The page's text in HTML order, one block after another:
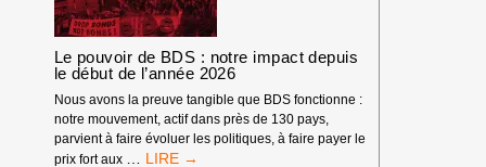
Le pouvoir de BDS : notre impact depuis
le début de l’année 2026
Nous avons la preuve tangible que BDS fonctionne :
notre mouvement, actif dans près de 130 pays,
parvient à faire évoluer les politiques, à faire payer le
prix fort aux
LE